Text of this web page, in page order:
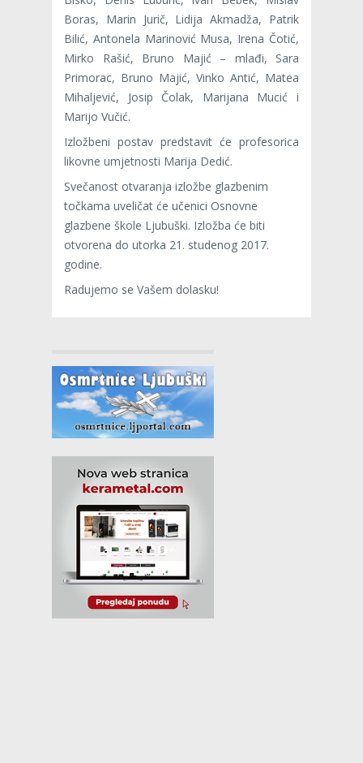
Boras, Marin Jurič, Lidija Akmadža, Patrik
Bilić, Antonela Marinović Musa, Irena Čotić,
Mirko Rašić, Bruno Majić – mlađi, Sara
Primorac, Bruno Majić, Vinko Antić, Matea
Mihaljević, Josip Čolak, Marijana Mucić i
Marijo Vučić.
Izložbeni postav predstavit će profesorica
likovne umjetnosti Marija Dedić.
Svečanost otvaranja izložbe glazbenim
točkama uveličat će učenici Osnovne
glazbene škole Ljubuški. Izložba će biti
otvorena do utorka 21. studenog 2017.
godine.
Radujemo se Vašem dolasku!